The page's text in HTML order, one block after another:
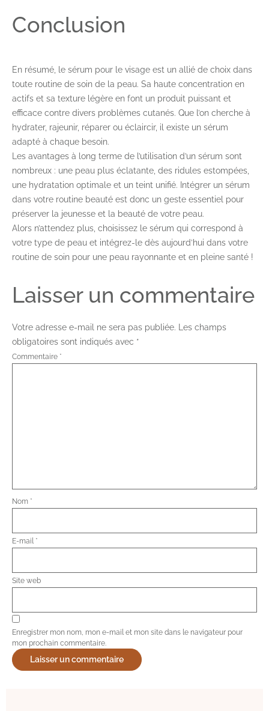
Conclusion
En résumé, le sérum pour le visage est un allié de choix dans
toute routine de soin de la peau. Sa haute concentration en
actifs et sa texture légère en font un produit puissant et
efficace contre divers problèmes cutanés. Que l’on cherche à
hydrater, rajeunir, réparer ou éclaircir, il existe un sérum
adapté à chaque besoin.
Les avantages à long terme de l’utilisation d’un sérum sont
nombreux : une peau plus éclatante, des ridules estompées,
une hydratation optimale et un teint unifié. Intégrer un sérum
dans votre routine beauté est donc un geste essentiel pour
préserver la jeunesse et la beauté de votre peau.
Alors n’attendez plus, choisissez le sérum qui correspond à
votre type de peau et intégrez-le dès aujourd’hui dans votre
routine de soin pour une peau rayonnante et en pleine santé !
Laisser un commentaire
Votre adresse e-mail ne sera pas publiée.
Les champs
obligatoires sont indiqués avec *
Commentaire *
Nom *
E-mail *
Site web
Enregistrer mon nom, mon e-mail et mon site dans le navigateur pour
mon prochain commentaire.